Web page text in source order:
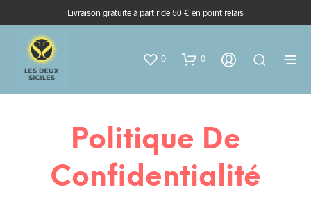
Livraison gratuite à partir de 50 € en point relais
0 0
Politique De
Confidentialité